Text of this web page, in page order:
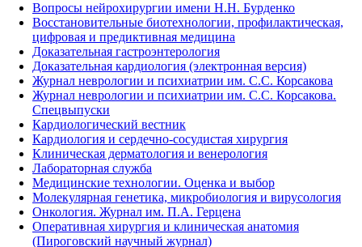
Вопросы нейрохирургии имени Н.Н. Бурденко
Восстановительные биотехнологии, профилактическая,
цифровая и предиктивная медицина
Доказательная гастроэнтерология
Доказательная кардиология (электронная версия)
Журнал неврологии и психиатрии им. С.С. Корсакова
Журнал неврологии и психиатрии им. С.С. Корсакова.
Спецвыпуски
Кардиологический вестник
Кардиология и сердечно-сосудистая хирургия
Клиническая дерматология и венерология
Лабораторная служба
Медицинские технологии. Оценка и выбор
Молекулярная генетика, микробиология и вирусология
Онкология. Журнал им. П.А. Герцена
Оперативная хирургия и клиническая анатомия
(Пироговский научный журнал)